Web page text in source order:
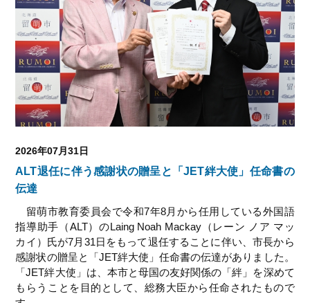
2026年07月31日
ALT退任に伴う感謝状の贈呈と「JET絆大使」任命書の
伝達
留萌市教育委員会で令和7年8月から任用している外国語
指導助手（ALT）のLaing Noah Mackay（レーン ノア マッ
カイ）氏が7月31日をもって退任することに伴い、市長から
感謝状の贈呈と「JET絆大使」任命書の伝達がありました。
「JET絆大使」は、本市と母国の友好関係の「絆」を深めて
もらうことを目的として、総務大臣から任命されたもので